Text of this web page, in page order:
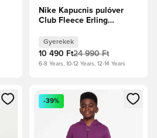
Nike Kapucnis pulóver
Club Fleece Erling
- Vad Mangó/Orange
Pulse Gyerek
Gyerekek
10 490 Ft24 990 Ft
6-8 Years, 10-12 Years, 12-14 Years
vagy a tagként való
Megnyit egy modált a
-39%